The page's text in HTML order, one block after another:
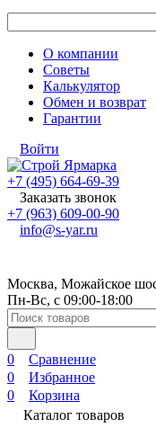
О компании
Советы
Калькулятор
Обмен и возврат
Гарантии
Войти
+7 (495) 664-69-39
Заказать звонок
+7 (963) 609-00-90
info@s-yar.ru
Москва, Можайское
Пн-Вс, с 09:00-18:00
0
Сравнение
0
Избранное
0
Корзина
Каталог товаров